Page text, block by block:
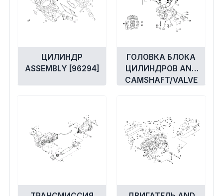
ЦИЛИНДР
ASSEMBLY [96294]
ГОЛОВКА БЛОКА
ЦИЛИНДРОВ AND
CAMSHAFT/VALVE